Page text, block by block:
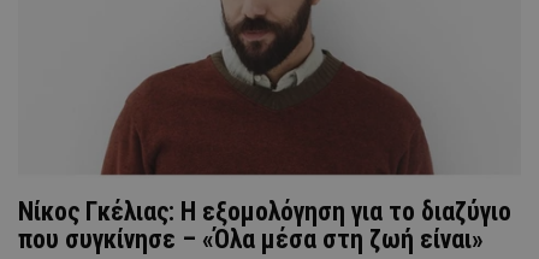
Νίκος Γκέλιας: Η εξομολόγηση για το διαζύγιο
που συγκίνησε – «Όλα μέσα στη ζωή είναι»